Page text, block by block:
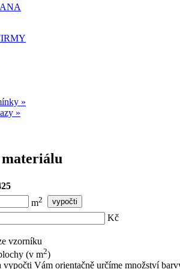
»
»
materiálu
m2
Kč
vzorníku
(v m2)
vypočti Vám orientačně určíme množství